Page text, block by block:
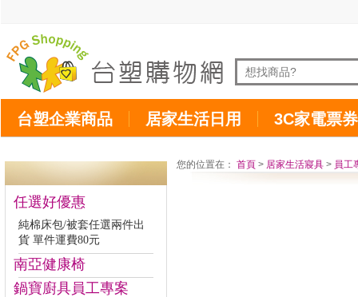
台塑企業商品 居家生活日用 3C家電票券
任選好優惠
純棉床包/被套任選兩件出
貨 單件運費80元
南亞健康椅
鍋寶廚具員工專案
您的位置在： 首頁 > 居家生活寢具 > 員工